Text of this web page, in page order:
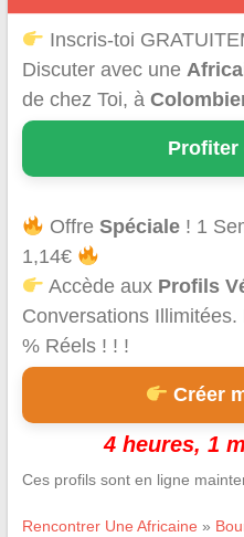
Inscris-toi
Discuter avec une
de chez Toi, à
Profiter
OffreSpéciale ! 1
1,14€
Accède aux Profils
Conversations
% Réels ! ! !
Créer
4 heures, 1
Ces profils sont en ligne
Rencontrer Une Africaine »